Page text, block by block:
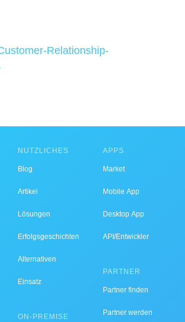
Relationship-
NÜTZLICHES
Blog
Artikel
Lösungen
Erfolgsgeschichten
Alternativen
Einsatz
ON-PREMISE
APPS
Market
Mobile App
Desktop App
API/Entwickler
PARTNER
Partner finden
Partner werden